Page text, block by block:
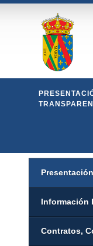
Información
Contratos,